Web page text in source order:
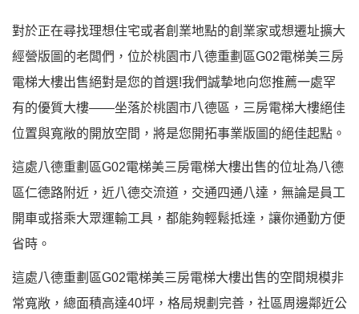
對於正在尋找理想住宅或者創業地點的創業家或想遷址擴大
經營版圖的老闆們，位於桃園市八德重劃區G02電梯美三房
電梯大樓出售絕對是您的首選!我們誠摯地向您推薦一處罕
有的優質大樓——坐落於桃園市八德區，三房電梯大樓絕佳
位置與寬敞的開放空間，將是您開拓事業版圖的絕佳起點。
這處八德重劃區G02電梯美三房電梯大樓出售的位址為八德
區仁德路附近，近八德交流道，交通四通八達，無論是員工
開車或搭乘大眾運輸工具，都能夠輕鬆抵達，讓你通勤方便
省時。
這處八德重劃區G02電梯美三房電梯大樓出售的空間規模非
常寬敞，總面積高達40坪，格局規劃完善，社區周邊鄰近公